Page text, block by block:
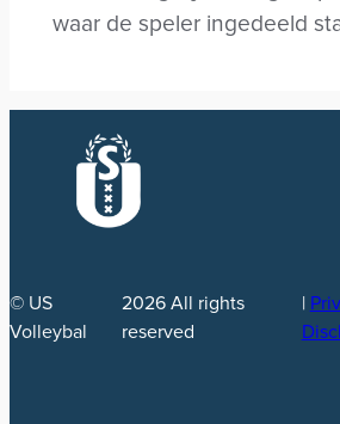
waar de speler ingedeeld
© US
Volleybal
2026 All rights
reserved
|